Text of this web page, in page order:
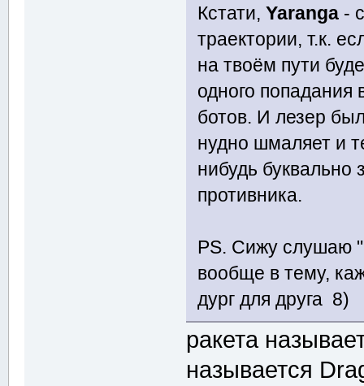
Кстати,Yaranga -
траектории, т.к.
на твоём пути
одного попадания
ботов. И лезер
нудно шмаляет и
нибудь буквально
противника.
PS. Сижу слушаю
вообще в тему,
дург для друга 8)
ракета
называется